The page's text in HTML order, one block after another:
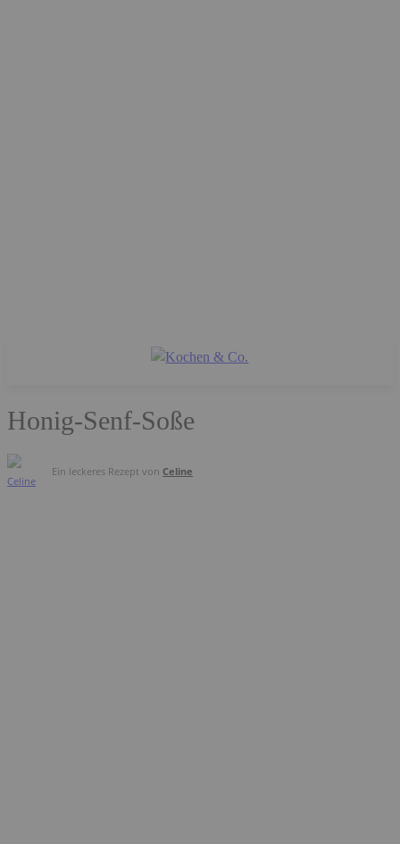
Honig-Senf-Soße
Ein leckeres Rezept von Celine